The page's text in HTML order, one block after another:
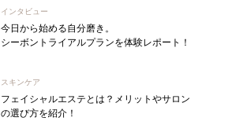
インタビュー
今日から始める自分磨き。
シーボントライアルプランを体験レポート！
スキンケア
フェイシャルエステとは？メリットやサロン
の選び方を紹介！